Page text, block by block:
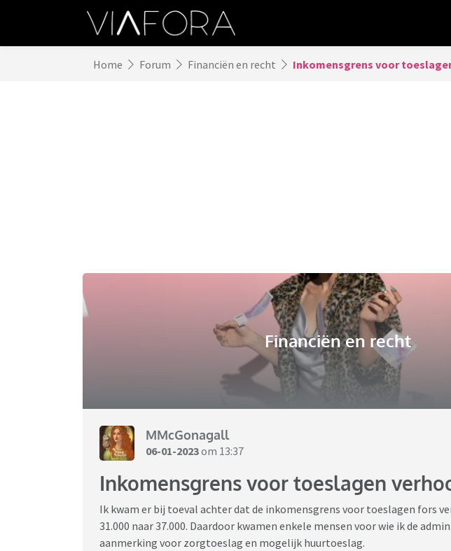
Home Forum Financiën en recht Inkomensgrens voor
Financiën en recht
MMcGonagall
06-01-2023om 13:37
Inkomensgrens voor toeslagen
Ik kwam er bij toeval achter dat de inkomensgrens voor toeslagen fors
31.000 naar 37.000. Daardoor kwamen enkele mensen voor wie ik de
aanmerking voor zorgtoeslag en mogelijk huurtoeslag.